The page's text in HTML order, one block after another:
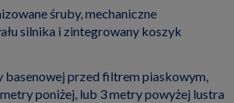
śruby, mechaniczne
silnika i zintegrowany koszyk
basenowej przed filtrem piaskowym,
poniżej, lub 3 metry powyżej lustra